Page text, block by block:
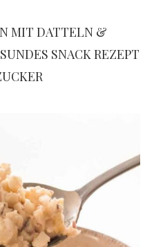
MIT DATTELN &
SNACK REZEPT